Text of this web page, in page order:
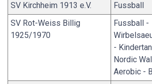
SV Kirchheim 1913 e.V. Fussball
SV Rot-Weiss Billig
1925/1970
Fussball -
-
Nordic
Aerobic -